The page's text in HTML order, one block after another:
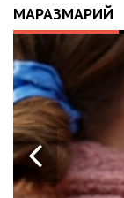
МАРАЗМАРИЙ